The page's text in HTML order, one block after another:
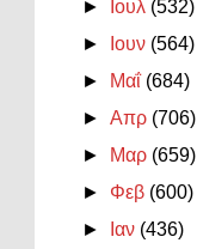
►
Ιουλ (532)
►
Ιουν (564)
►
Μαΐ (684)
►Απρ (706)
►
Μαρ (659)
► Φεβ (600)
►
Ιαν (436)